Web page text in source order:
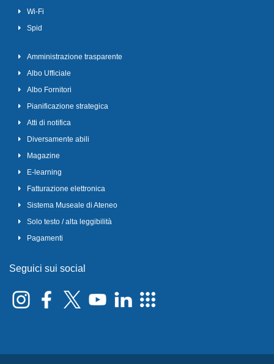
Wi-Fi
Spid
Amministrazione trasparente
Albo Ufficiale
Albo Fornitori
Pianificazione strategica
Atti di notifica
Diversamente abili
Magazine
E-learning
Fatturazione elettronica
Sistema Museale di Ateneo
Solo testo / alta leggibilità
Pagamenti
Seguici sui social